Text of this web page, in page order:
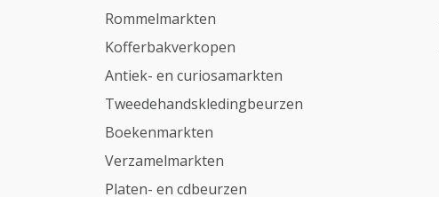
Rommelmarkten
Kofferbakverkopen
Antiek- en curiosamarkten
Tweedehandskledingbeurzen
Boekenmarkten
Verzamelmarkten
Platen- en cdbeurzen